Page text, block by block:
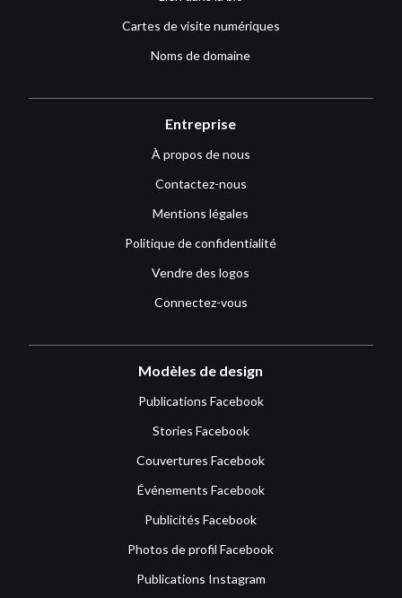
Cartes de visite numériques
Noms de domaine
Entreprise
À propos de nous
Contactez-nous
Mentions légales
Politique de confidentialité
Vendre des logos
Connectez-vous
Modèles de design
Publications Facebook
Stories Facebook
Couvertures Facebook
Événements Facebook
Publicités Facebook
Photos de profil Facebook
Publications Instagram